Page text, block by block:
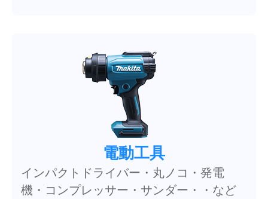
電動工具
インパクトドライバー・丸ノコ・発電
機・コンプレッサー・サンダー・・など